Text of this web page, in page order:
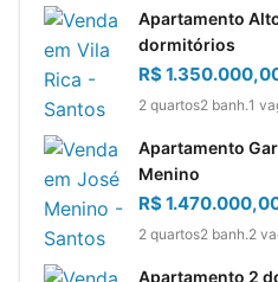
Apartamento
dormitórios
R$
2 quartos2 banh.1
Apartamento
Menino
R$
2 quartos2 banh.2
Apartamento 2